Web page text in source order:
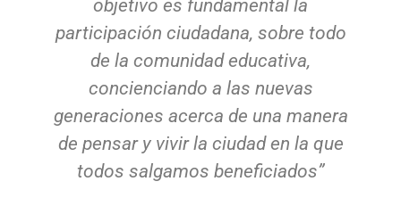
objetivo es fundamental la
participación ciudadana, sobre todo
de la comunidad educativa,
concienciando a las nuevas
generaciones acerca de una manera
de pensar y vivir la ciudad en la que
todos salgamos beneficiados”